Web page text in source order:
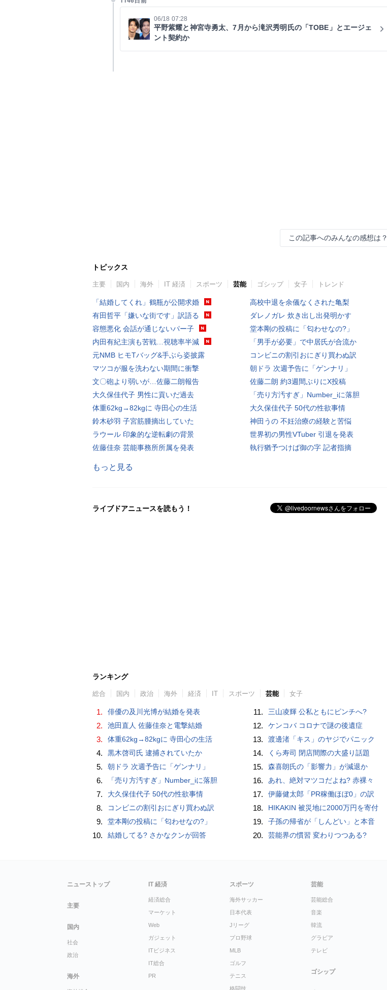
06/18 07:28
平野紫耀と神宮寺勇太、7月から滝沢秀明氏の「TOBE」とエージェ
ント契約か
この記事へのみんなの感想は？
トピックス
主要 国内 海外 IT 経済 スポーツ 芸能 ゴシップ 女子 トレンド
「結婚してくれ」鶴瓶が公開求婚
有田哲平「嫌いな街です」訳語る
容態悪化 会話が通じないパー子
内田有紀主演も苦戦…視聴率半減
元NMB ヒモTバッグ&手ぶら姿披露
マツコが服を洗わない期間に衝撃
文〇砲より弱いが…佐藤二朗報告
大久保佳代子 男性に貢いだ過去
体重62kg→82kgに 寺田心の生活
鈴木砂羽 子宮筋腫摘出していた
ラウール 印象的な逆転劇の背景
佐藤佳奈 芸能事務所所属を発表
高校中退を余儀なくされた亀梨
ダレノガレ 炊き出し出発明かす
堂本剛の投稿に「匂わせなの?」
「男手が必要」で中居氏が合流か
コンビニの割引おにぎり買わぬ訳
朝ドラ 次週予告に「ゲンナリ」
佐藤二朗 約3週間ぶりにX投稿
「売り方汚すぎ」Number_iに落胆
大久保佳代子 50代の性欲事情
神田うの 不妊治療の経験と苦悩
世界初の男性VTuber 引退を発表
執行猶予つけば御の字 記者指摘
もっと見る
ライブドアニュースを読もう！
ランキング
総合 国内 政治 海外 経済 IT スポーツ 芸能 女子
1. 俳優の及川光博が結婚を発表
2. 池田直人 佐藤佳奈と電撃結婚
3. 体重62kg→82kgに 寺田心の生活
4. 黒木啓司氏 逮捕されていたか
5. 朝ドラ 次週予告に「ゲンナリ」
6. 「売り方汚すぎ」Number_iに落胆
7. 大久保佳代子 50代の性欲事情
8. コンビニの割引おにぎり買わぬ訳
9. 堂本剛の投稿に「匂わせなの?」
10. 結婚してる? さかなクンが回答
11. 三山凌輝 公私ともにピンチへ?
12. ケンコバ コロナで謎の後遺症
13. 渡邊渚「キス」のヤジでパニック
14. くら寿司 閉店間際の大盛り話題
15. 森喜朗氏の「影響力」が減退か
16. あれ、絶対マツコだよね? 赤裸々
17. 伊藤健太郎「PR稼働ほぼ0」の訳
18. HIKAKIN 被災地に2000万円を寄付
19. 子孫の帰省が「しんどい」と本音
20. 芸能界の慣習 変わりつつある?
ニューストップ
主要
国内
社会
政治
海外
IT 経済
経済総合
マーケット
Web
ガジェット
ITビジネス
IT総合
PR
スポーツ
海外サッカー
日本代表
Jリーグ
プロ野球
MLB
ゴルフ
テニス
格闘技
芸能
芸能総合
音楽
韓流
グラビア
テレビ
ゴシップ